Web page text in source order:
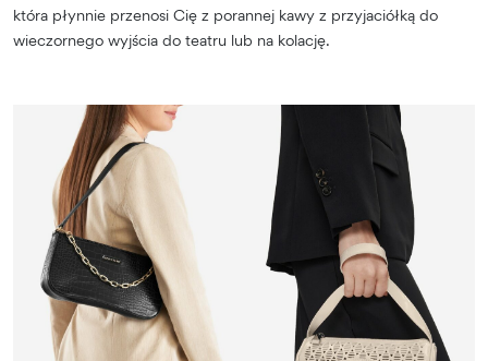
która płynnie przenosi Cię z porannej kawy z przyjaciółką do
wieczornego wyjścia do teatru lub na kolację.